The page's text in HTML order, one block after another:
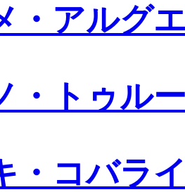
・アルグ
・トゥル
・コバラ